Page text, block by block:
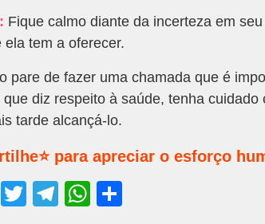
Fique calmo diante da incerteza em
ela tem a oferecer.
pare de fazer uma chamada que é
diz respeito à saúde, tenha
tarde alcançá-lo.
para apreciar o esforço
F
T
T
W